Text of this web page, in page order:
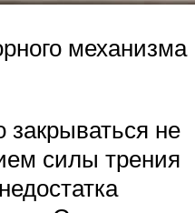
механизма
не
силы трения